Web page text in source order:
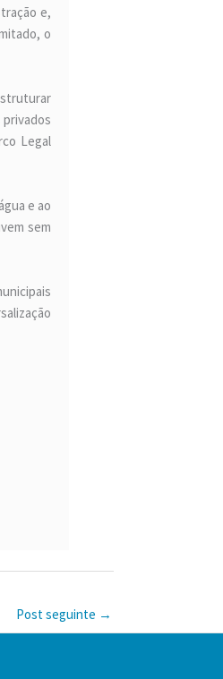
e,
o
Legal
e ao
sem
Post seguinte →